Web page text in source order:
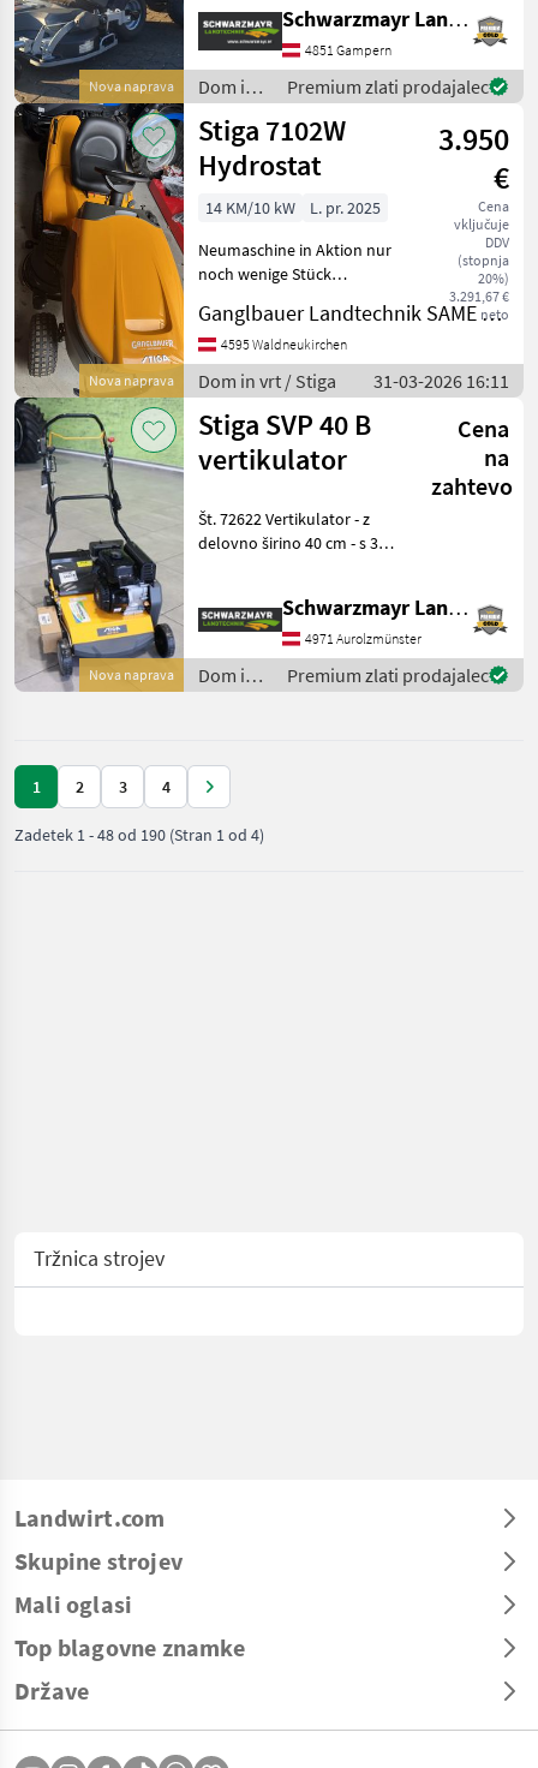
Nova naprava
prostornino 530 cm³ - z 2
valji - z električnim
zagonom - s hidrostatičnim
pogonom - s pogono
Schwarzmayr Landtechnik GmbH - Gampern
4851 Gampern
Dom in
vrt /
Stiga
Premium zlati prodajalec
Nova naprava
Stiga 7102W
Hydrostat
3.950
€
Cena
vključuje
DDV
(stopnja
20%)
3.291,67 €
neto
14 KM/10 kW
L. pr. 2025
Neumaschine in Aktion nur
noch wenige Stück
für goßen Garten, 2
Zylinder Motor mit viel
Hubraum 102 cm 2 Messer
Mähdeck mit sehr gute
Ganglbauer Landtechnik SAME Massey Ferguson, Pöttinger
4595 Waldneukirchen
Dom in vrt / Stiga 31-03-2026 16:11
Nova naprava
Stiga SVP 40 B
vertikulator
Cena
na
zahtevo
Št. 72622 Vertikulator - z
delovno širino 40 cm - s 32
prostornino 50 l vključno s
priborom Prodajna ekipa
po
Schwarzmayr Landtechnik GmbH - Aurolzmünster
4971 Aurolzmünster
Dom in
vrt /
Premium zlati prodajalec
1 2 3 4
Zadetek 1-48od 190 (Stran 1 od 4)
Tržnica strojev
Landwirt.com
Skupine strojev
Mali oglasi
Top blagovne znamke
Države